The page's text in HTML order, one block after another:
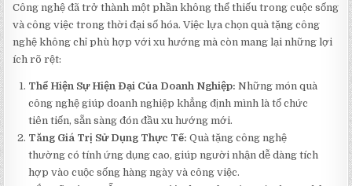
Công nghệ đã trở thành một phần không thể thiếu trong cuộc sống
và công việc trong thời đại số hóa. Việc lựa chọn quà tặng công
nghệ không chỉ phù hợp với xu hướng mà còn mang lại những lợi
ích rõ rệt:
Thể Hiện Sự Hiện Đại Của Doanh Nghiệp: Những món quà
công nghệ giúp doanh nghiệp khẳng định mình là tổ chức
tiên tiến, sẵn sàng đón đầu xu hướng mới.
Tăng Giá Trị Sử Dụng Thực Tế: Quà tặng công nghệ
thường có tính ứng dụng cao, giúp người nhận dễ dàng tích
hợp vào cuộc sống hàng ngày và công việc.